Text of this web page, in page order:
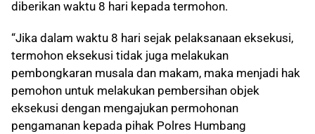
diberikan waktu 8 hari kepada termohon.
“Jika dalam waktu 8 hari sejak pelaksanaan eksekusi,
termohon eksekusi tidak juga melakukan
pembongkaran musala dan makam, maka menjadi hak
pemohon untuk melakukan pembersihan objek
eksekusi dengan mengajukan permohonan
pengamanan kepada pihak Polres Humbang